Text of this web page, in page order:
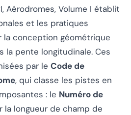
Aérodromes, Volume I établit
et les pratiques
la conception géométrique
la pente longitudinale. Ces
par le Code de
, qui classe les pistes en
: le Numéro de
la longueur de champ de